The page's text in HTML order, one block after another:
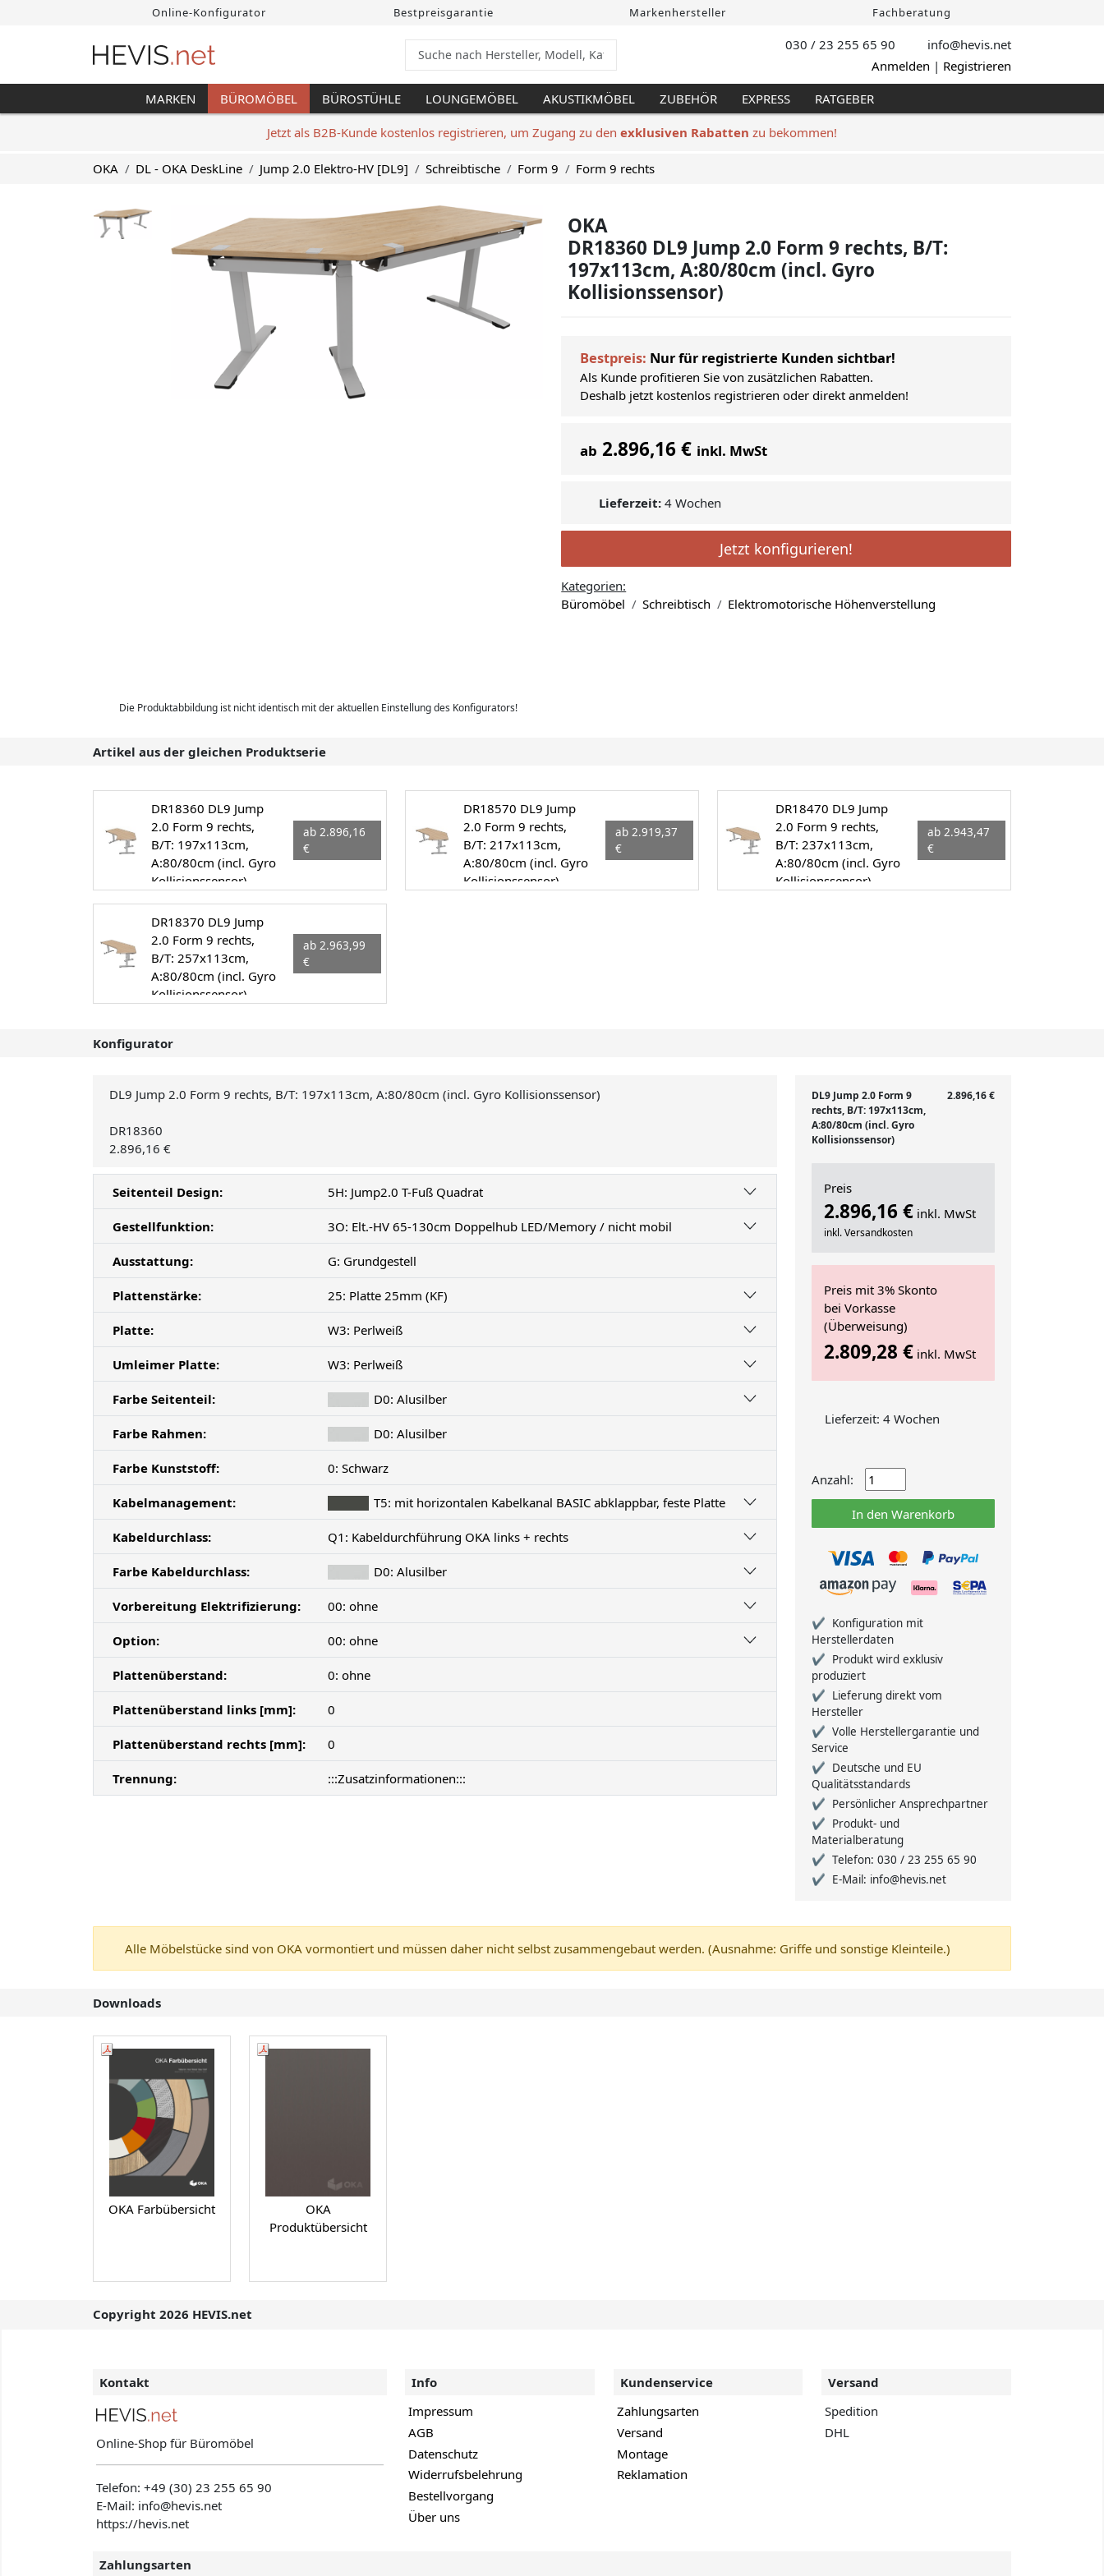
Online-Konfigurator Bestpreisgarantie Markenhersteller Fachberatung
030 / 23 255 65 90 info@hevis.net
Anmelden | Registrieren
MARKEN BÜROMÖBEL BÜROSTÜHLE LOUNGEMÖBEL AKUSTIKMÖBEL ZUBEHÖR EXPRESS RATGEBER
Jetzt als B2B-Kunde kostenlos registrieren, um Zugang zu den exklusiven Rabatten zu bekommen!
OKA DL - OKA DeskLine Jump 2.0 Elektro-HV [DL9] Schreibtische Form 9 Form 9 rechts
Die Produktabbildung ist nicht identisch mit der aktuellen Einstellung des Konfigurators!
OKA
DR18360 DL9 Jump 2.0 Form 9 rechts, B/T:
197x113cm, A:80/80cm (incl. Gyro
Kollisionssensor)
Bestpreis: Nur für registrierte Kunden sichtbar!
Als Kunde profitieren Sie von zusätzlichen Rabatten.
Deshalb jetzt kostenlos registrieren oder direkt anmelden!
ab 2.896,16 € inkl. MwSt
Lieferzeit: 4 Wochen
Jetzt konfigurieren!
Kategorien:
Büromöbel
Schreibtisch Elektromotorische Höhenverstellung
Artikel aus der gleichen Produktserie
DR18360 DL9 Jump
2.0 Form 9 rechts,
B/T: 197x113cm,
A:80/80cm (incl. Gyro
Kollisionssensor)
ab 2.896,16
€
DR18570 DL9 Jump
2.0 Form 9 rechts,
B/T: 217x113cm,
A:80/80cm (incl. Gyro
Kollisionssensor)
ab 2.919,37
€
DR18470 DL9 Jump
2.0 Form 9 rechts,
B/T: 237x113cm,
A:80/80cm (incl. Gyro
Kollisionssensor)
ab 2.943,47
€
DR18370 DL9 Jump
2.0 Form 9 rechts,
B/T: 257x113cm,
A:80/80cm (incl. Gyro
Kollisionssensor)
ab 2.963,99
€
Konfigurator
DL9 Jump 2.0 Form 9 rechts, B/T: 197x113cm, A:80/80cm (incl. Gyro Kollisionssensor)
DR18360
2.896,16 €
Seitenteil Design: 5H: Jump2.0 T-Fuß Quadrat
Gestellfunktion: 3O: Elt.-HV 65-130cm Doppelhub LED/Memory / nicht mobil
Ausstattung: G: Grundgestell
Plattenstärke: 25: Platte 25mm (KF)
Platte: W3: Perlweiß
Umleimer Platte: W3: Perlweiß
Farbe Seitenteil: D0: Alusilber
Farbe Rahmen: D0: Alusilber
Farbe Kunststoff: 0: Schwarz
Kabelmanagement: T5: mit horizontalen Kabelkanal BASIC abklappbar, feste Platte
Kabeldurchlass: Q1: Kabeldurchführung OKA links + rechts
Farbe Kabeldurchlass: D0: Alusilber
Vorbereitung Elektrifizierung: 00: ohne
Option: 00: ohne
Plattenüberstand: 0: ohne
Plattenüberstand links [mm]: 0
Plattenüberstand rechts [mm]: 0
Trennung: :::Zusatzinformationen:::
DL9 Jump 2.0 Form 9
rechts, B/T: 197x113cm,
A:80/80cm (incl. Gyro
Kollisionssensor)
2.896,16 €
Preis
2.896,16 € inkl. MwSt
inkl. Versandkosten
Preis mit 3% Skonto
bei Vorkasse
(Überweisung)
2.809,28 € inkl. MwSt
Lieferzeit: 4 Wochen
Anzahl:
In den Warenkorb
Konfiguration mit
Herstellerdaten
Produkt wird exklusiv
produziert
Lieferung direkt vom
Hersteller
Volle Herstellergarantie und
Service
Deutsche und EU
Qualitätsstandards
Persönlicher Ansprechpartner
Produkt- und
Materialberatung
Telefon: 030 / 23 255 65 90
E-Mail: info@hevis.net
Alle Möbelstücke sind von OKA vormontiert und müssen daher nicht selbst zusammengebaut werden. (Ausnahme: Griffe und sonstige Kleinteile.)
Downloads
OKA Farbübersicht
OKA
Produktübersicht
Copyright 2026 HEVIS.net
Kontakt
Online-Shop für Büromöbel
Telefon:+49 (30) 23 255 65 90
E-Mail: info@hevis.net
https://hevis.net
Info
Impressum
AGB
Datenschutz
Widerrufsbelehrung
Bestellvorgang
Über uns
Kundenservice
Zahlungsarten
Versand
Montage
Reklamation
Versand
Spedition
DHL
Zahlungsarten